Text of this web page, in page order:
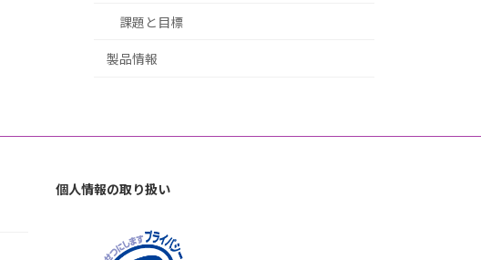
課題と目標
製品情報
個人情報の取り扱い